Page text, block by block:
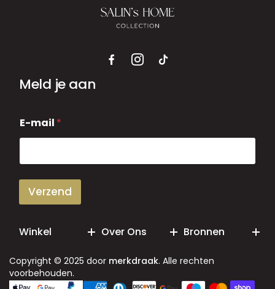
Meld je aan
-
m
i
E-mail *
Verzend
Winkel Over Ons Bronnen
Copyright © 2025 door merkdraak. Alle rechten
voorbehouden.